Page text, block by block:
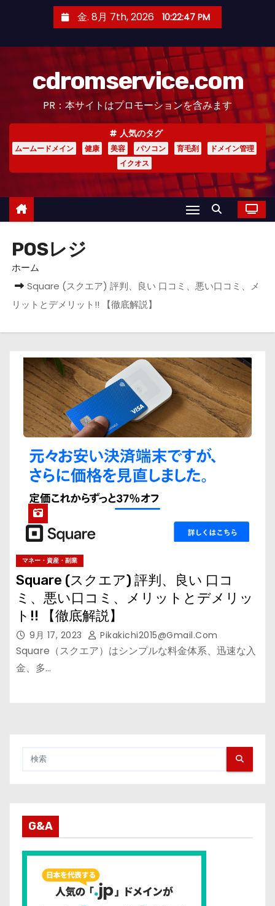
金. 8月 7th, 2026 10:22:47 PM
cdromservice.com
PR：本サイトはプロモーションを含みます
人気のタグ
ムームードメイン 健康 美容 パソコン 育毛剤
ドメイン管理
イクオス
POSレジ
ホーム
Square (スクエア) 評判、良い 口コミ、悪い口コミ、メ
リットとデメリット!! 【徹底解説】
マネー・資産・副業
Square (スクエア) 評判、良い 口コ
ミ、悪い口コミ、メリットとデメリッ
ト!! 【徹底解説】
9月 17, 2023 Pikakichi2015@gmail.com
Square（スクエア）はシンプルな料金体系、迅速な入
金、多…
G&A